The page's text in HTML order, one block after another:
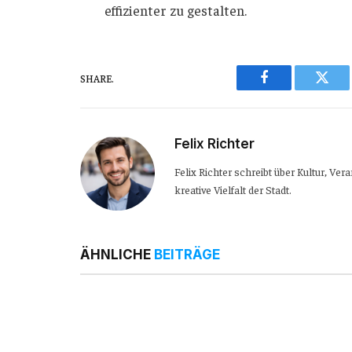
effizienter zu gestalten.
SHARE.
Facebook
Felix Richter
Felix Richter schreibt über Kultur,
kreative Vielfalt der Stadt.
ÄHNLICHE BEITRÄGE